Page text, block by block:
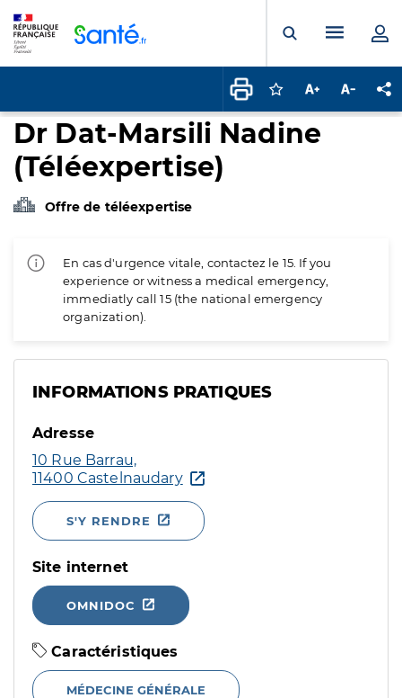
Ouvrir laMenu
Connectez-vous
Augmenter la
Dr Dat-Marsili Nadine
(Téléexpertise)
Offre de téléexpertise
En cas d'urgence vitale, contactez le 15. If you
experience or witness a medical emergency,
immediatly call 15 (the national emergency
organization).
INFORMATIONS PRATIQUES
Adresse
10 Rue Barrau,
11400 Castelnaudary
S'Y RENDRE
Site internet
OMNIDOC
Caractéristiques
MÉDECINE GÉNÉRALE